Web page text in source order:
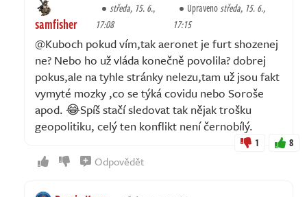
samfisher
středa, 15. 6.,
17:08
Upravenostředa, 15. 6.,
17:15
@Kuboch pokud vím,tak aeronet je furt shozenej
ne? Nebo ho už vláda konečně povolila? dobrej
pokus,ale na tyhle stránky nelezu,tam už jsou fakt
vymyté mozky ,co se týká covidu nebo Soroše
apod. 😂Spíš stačí sledovat tak nějak trošku
geopolitiku, celý ten konflikt není černobílý.
1 8
Odpovědět